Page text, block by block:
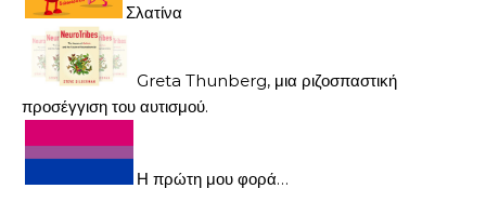
Σλατίνα
Greta Thunberg, μια ριζοσπαστική
προσέγγιση του αυτισμού.
Η πρώτη μου φορά…